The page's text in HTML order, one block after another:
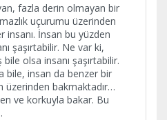
fazla derin olmayan bir
uçurumu üzerinden
insanı. İnsan bu yüzden
şaşırtabilir. Ne var ki,
olsa insanı şaşırtabilir.
bile, insan da benzer bir
üzerinden bakmaktadır…
ve korkuyla bakar. Bu